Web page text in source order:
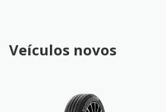
Veículos novos